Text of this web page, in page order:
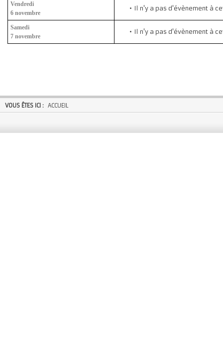
Vendredi
6 novembre
Il n'y a pas d'évènement à
Samedi
7 novembre
Il n'y a pas d'évènement à
VOUS ÊTES ICI : ACCUEIL